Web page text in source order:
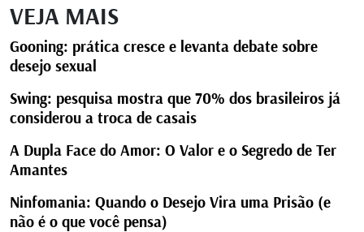
VEJA MAIS
Gooning: prática cresce e levanta debate sobre
desejo sexual
Swing: pesquisa mostra que 70% dos brasileiros já
considerou a troca de casais
A Dupla Face do Amor: O Valor e o Segredo de Ter
Amantes
Ninfomania: Quando o Desejo Vira uma Prisão (e
não é o que você pensa)